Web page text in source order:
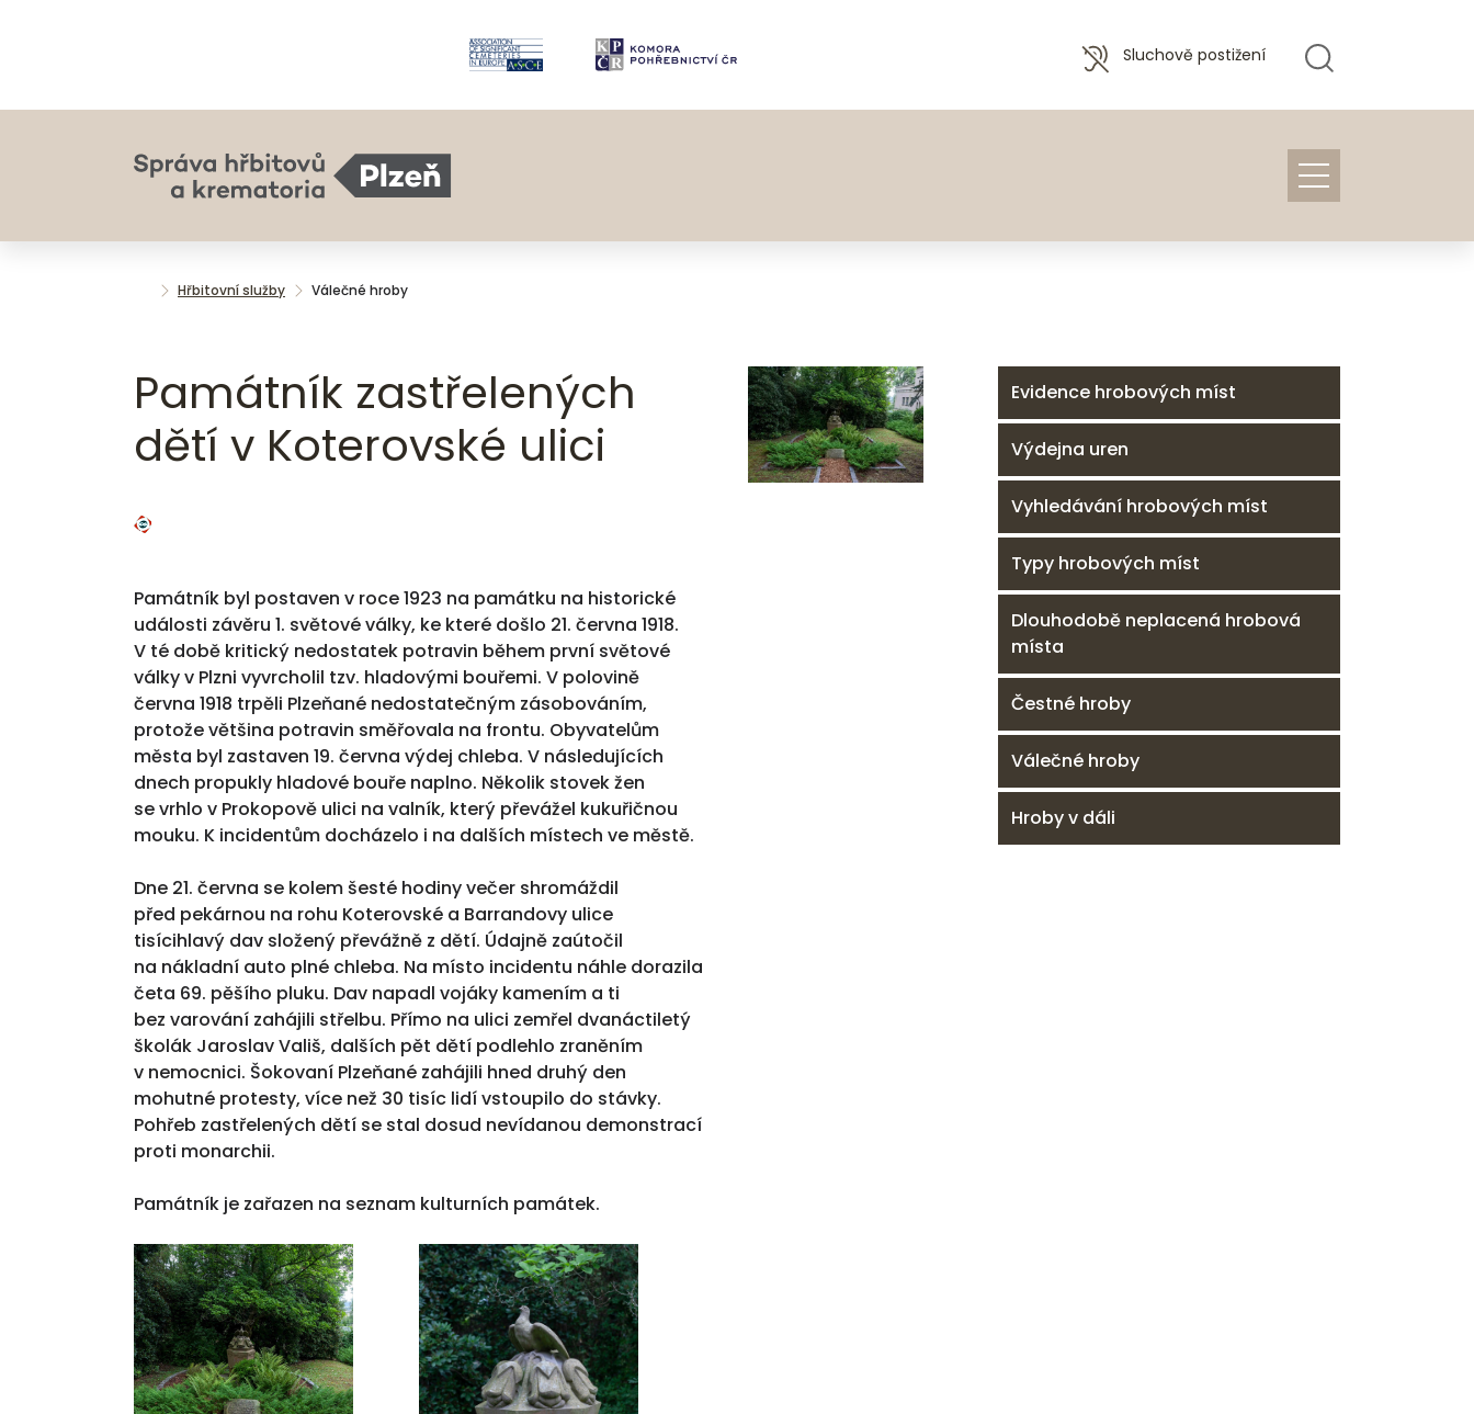
Sluchově postižení
Hřbitovní služby Válečné hroby
Památník zastřelených
dětí v Koterovské ulici
Památník byl postaven v roce 1923 na památku na historické
události závěru 1. světové války, ke které došlo 21. června 1918.
V té době kritický nedostatek potravin během první světové
války v Plzni vyvrcholil tzv. hladovými bouřemi. V polovině
června 1918 trpěli Plzeňané nedostatečným zásobováním,
protože většina potravin směřovala na frontu. Obyvatelům
města byl zastaven 19. června výdej chleba. V následujících
dnech propukly hladové bouře naplno. Několik stovek žen
se vrhlo v Prokopově ulici na valník, který převážel kukuřičnou
mouku. K incidentům docházelo i na dalších místech ve městě.
Dne 21. června se kolem šesté hodiny večer shromáždil
před pekárnou na rohu Koterovské a Barrandovy ulice
tisícihlavý dav složený převážně z dětí. Údajně zaútočil
na nákladní auto plné chleba. Na místo incidentu náhle dorazila
četa 69. pěšího pluku. Dav napadl vojáky kamením a ti
bez varování zahájili střelbu. Přímo na ulici zemřel dvanáctiletý
školák Jaroslav Vališ, dalších pět dětí podlehlo zraněním
v nemocnici. Šokovaní Plzeňané zahájili hned druhý den
mohutné protesty, více než 30 tisíc lidí vstoupilo do stávky.
Pohřeb zastřelených dětí se stal dosud nevídanou demonstrací
proti monarchii.
Památník je zařazen na seznam kulturních památek.
Evidence hrobových míst
Výdejna uren
Vyhledávání hrobových míst
Typy hrobových míst
Dlouhodobě neplacená hrobová
místa
Čestné hroby
Válečné hroby
Hroby v dáli